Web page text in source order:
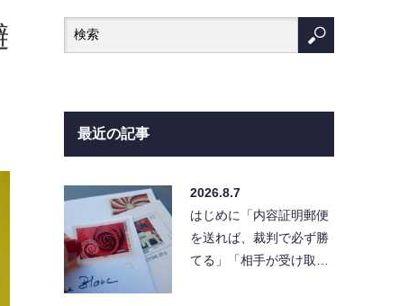
最近の記事
2026.8.7
はじめに「内容証明郵便
を送れば、裁判で必ず勝
てる」「相手が受け取ら